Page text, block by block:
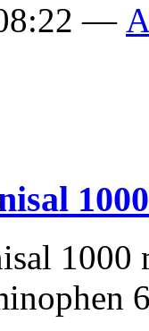
—
1000
1000